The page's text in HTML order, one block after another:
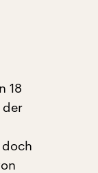
18
der